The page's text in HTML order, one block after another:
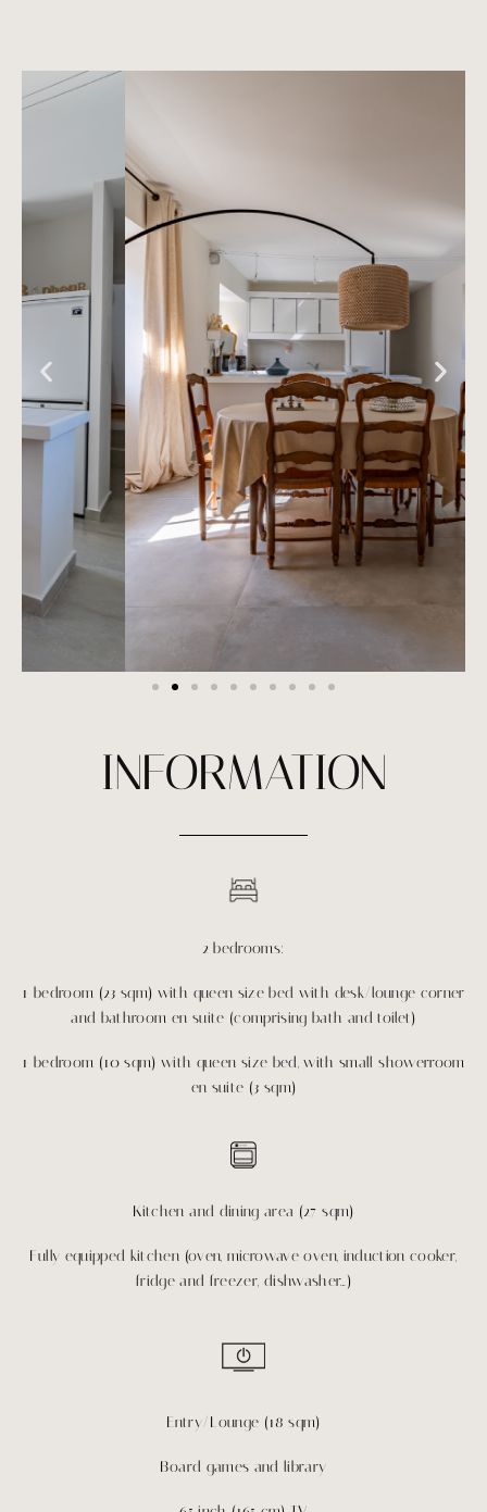
INFORMATION
2 bedrooms:
1 bedroom (23 sqm) with queen size bed with desk/lounge corner
and bathroom en suite (comprising bath and toilet)
1 bedroom (10 sqm) with queen size bed, with small showerroom
en suite (3 sqm)
Kitchen and dining area (27 sqm)
Fully equipped kitchen (oven, microwave oven, induction cooker,
fridge and freezer, dishwasher…)
Entry/Lounge (18 sqm)
Board games and library